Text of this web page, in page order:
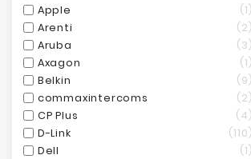
Apple
1
Arenti
2
Aruba
3
Axagon
1
Belkin
9
commaxintercoms
2
CP Plus
4
D-Link
110
Dell
1